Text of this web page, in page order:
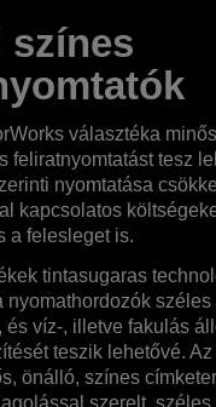
színes
választéka
feliratnyomtatást tesz
nyomtatása
kapcsolatos
a felesleget is.
tintasugaras
nyomathordozók széles
és víz-, illetve fakulás
teszik lehetővé.
önálló, színes
szerelt,